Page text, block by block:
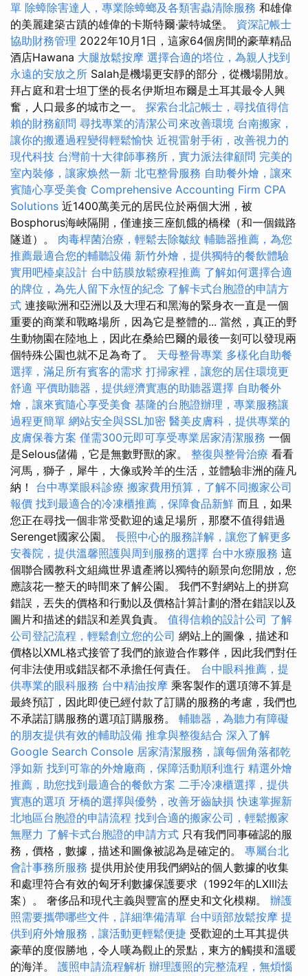
單 除蟑除害達人，專業除蟑螂及各類害蟲清除服務 和雄偉
的美麗建築古蹟的雄偉的卡斯特爾·蒙特城堡。 資深記帳士
協助財務管理 2022年10月1日，這家64個房間的豪華精品
酒店Hawana 大腿放鬆按摩 選擇合適的塔位，為親人找到
永遠的安放之所 Salah是機場更安靜的部分，從機場開放。
拜占庭和君士坦丁堡的長名伊斯坦布爾是土耳其最令人興
奮，人口最多的城市之一。 探索台北記帳士，尋找值得信
賴的財務顧問 尋找專業的清潔公司來改善環境 台南搬家，
讓你的搬遷過程變得輕鬆愉快 近視雷射手術，改善視力的
現代科技 台灣前十大律師事務所，實力派法律顧問 完美的
室內裝修，讓家焕然一新 北屯整骨服務 自助餐外燴，讓來
賓隨心享受美食 Comprehensive Accounting Firm CPA
Solutions 近1400萬美元的居民位於兩個大洲，被
Bosphorus海峽隔開，僅連接三座飢餓的橋樑（和一個鐵路
隧道）。 肉毒桿菌治療，輕鬆去除皺紋 輔聽器推薦，為您
推薦最適合您的輔聽設備 新竹外燴，提供獨特的餐飲體驗
實用吧檯桌設計 台中筋膜放鬆療程推薦 了解如何選擇合適
的牌位，為先人留下永恆的紀念 了解卡式台胞證的申請方
式 連接歐洲和亞洲以及大理石和黑海的緊身衣一直是一個
重要的商業和戰略場所，因為它是整體的... 當然，真正的野
生動物園在陸地上，因此在桑給巴爾的最後一刻可以發現兩
個特殊公園也就不足為奇了。 天母整骨專業 多樣化自助餐
選擇，滿足所有賓客的需求 打掃家裡，讓您的居住環境更
舒適 平價助聽器，提供經濟實惠的助聽器選擇 自助餐外
燴，讓來賓隨心享受美食 基隆的台胞證辦理，專業服務讓
過程更簡單 網站安全與SSL加密 醫美皮膚科，提供專業的
皮膚保養方案 僅需300元即可享受專業居家清潔服務 一個
是Selous儲備，它是無數野獸的家。 整復與整骨治療 看看
河馬，獅子，犀牛，大像或羚羊的生活，並體驗非洲的薩凡
納！ 台中專業眼科診療 搬家費用預算，了解不同搬家公司
報價 找到最適合的冷凍櫃推薦，保障食品新鮮 而且，如果
您正在尋找一個非常受歡迎的遠足場所，那麼不值得錯過
Serenget國家公園。 長照中心的服務詳解，讓您了解更多
安養院，提供溫馨照護與周到服務的選擇 台中水療服務 這
個聯合國教科文組織世界遺產將以獨特的願景向您開放，您
應該花一整天的時間來了解公園。 我們不對網站上的拼寫
錯誤，丟失的價格和行動以及價格計算計劃的潛在錯誤以及
圖片和描述的錯誤和差異負責。 值得信賴的設計公司 了解
公司登記流程，輕鬆創立您的公司 網站上的圖像，描述和
價格以XML格式接管了我們的旅遊合作夥伴，因此我們對任
何非法使用或錯誤都不承擔任何責任。 台中眼科推薦，提
供專業的眼科服務 台中精油按摩 乘客製作的選項簿不算是
最終預訂，因此即使已經付款了訂購的服務的考慮，我們也
不承諾訂購服務的選項訂購服務。 輔聽器，為聽力有障礙
的朋友提供有效的輔助設備 推拿與整復結合 深入了解
Google Search Console 居家清潔服務，讓每個角落都乾
淨如新 找到可靠的外燴廠商，保障活動順利進行 精選外燴
推薦，助您找到最適合的餐飲方案 二手冷凍櫃選擇，提供
實惠的選項 牙橋的選擇與優勢，改善牙齒缺損 快速掌握新
北地區台胞證的申請流程 找到合適的搬家公司，輕鬆搬家
無壓力 了解卡式台胞證的申請方式 只有我們同事確認的服
務，價格，數據，描述和圖像被認為是確定的。 專屬台北
會計事務所服務 提供用於使用我們網站的個人數據的收集
和處理符合有效的匈牙利數據保護要求（1992年的LXIII法
案）。 奢侈品和現代主義與豐富的歷史和文化模糊。 辦護
照需要攜帶哪些文件，詳細準備清單 台中頭部放鬆按摩 提
供到府外燴服務，讓活動更輕鬆便捷 受歡迎的土耳其提供
豪華的度假勝地，令人嘆為觀止的景點，東方的觸摸和溫暖
的海洋。 護照申請流程解析 辦理護照的完整流程，無煩惱